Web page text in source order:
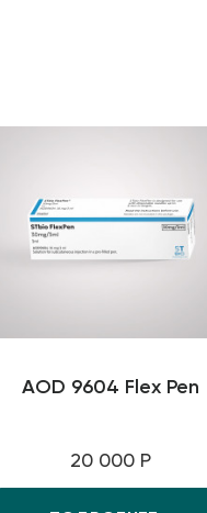
AOD 9604 Flex Pen
20 000 Р